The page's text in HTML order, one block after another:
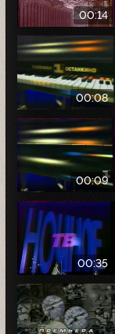
00:14
00:08
00:09
00:35